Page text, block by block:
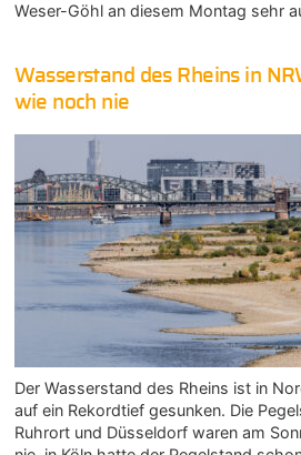
Weser-Göhl an diesem Montag sehr
Wasserstand des Rheins in
wie noch nie
Der Wasserstand des Rheins ist in
auf ein Rekordtief gesunken. Die
Ruhrort und Düsseldorf waren am